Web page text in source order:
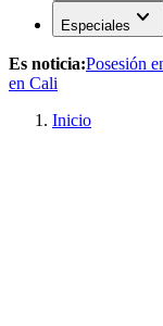
Especiales expand_more
Es noticia:Posesión
en Cali
Inicio